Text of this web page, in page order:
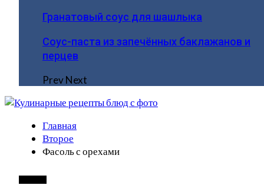
Гранатовый соус для шашлыка
Соус-паста из запечённых баклажанов и
перцев
PrevNext
Главная
Второе
Фасоль с орехами